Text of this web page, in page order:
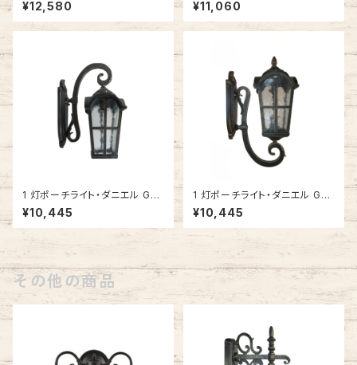
BZ
¥12,580
UST
¥11,060
1 灯ポーチライト・ダニエル GB
(ゴールドブラック・下向き) #IM
-0022WD-GB
¥10,445
1 灯ポーチライト・ダニエル GB
(ゴールドブラック・上向き) #IM
-0022WU-GB
¥10,445
その他の商品